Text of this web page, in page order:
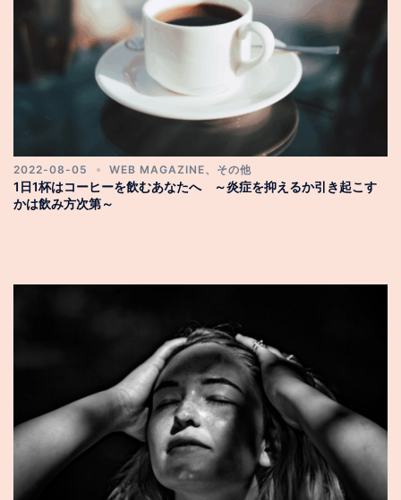
2022-08-05 WEB MAGAZINE、 その他
1日1杯はコーヒーを飲むあなたへ ～炎症を抑えるか引き起こす
かは飲み方次第～